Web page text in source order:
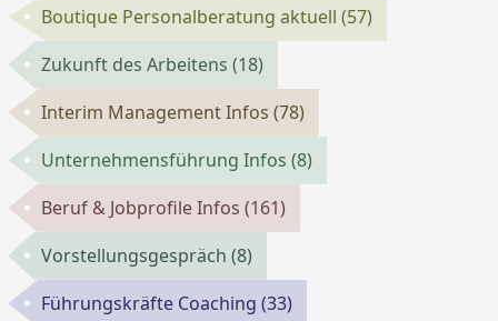
Boutique Personalberatung aktuell(57)
Zukunft des Arbeitens(18)
Interim Management Infos(78)
Unternehmensführung Infos(8)
Beruf & Jobprofile Infos(161)
Vorstellungsgespräch(8)
Führungskräfte Coaching(33)